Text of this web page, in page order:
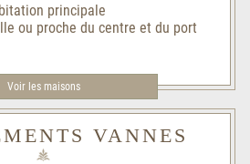
principale
ou proche du centre et du port
Voir les maisons
VANNES